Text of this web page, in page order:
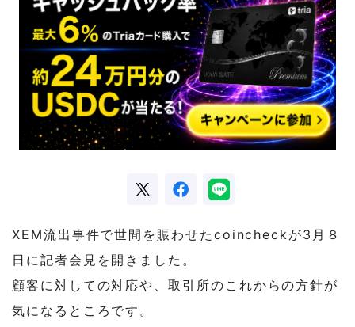
XEM流出事件で世間を賑わせたcoincheckが3月８
日に記者会見を開きました。
顧客に対しての対応や、取引所のこれからの方針が
気になるところです。